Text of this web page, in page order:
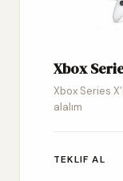
Xbox
Xbox Series
alalım
TEKLIF AL